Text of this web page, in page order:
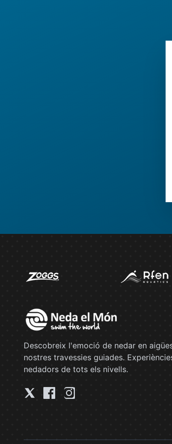
Descobreix l'emoció de nedar en
nostres travessies guiades.
nedadors de tots els nivells.